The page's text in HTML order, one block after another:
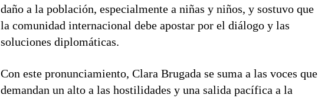
daño a la población, especialmente a niñas y niños, y sostuvo que
la comunidad internacional debe apostar por el diálogo y las
soluciones diplomáticas.
Con este pronunciamiento, Clara Brugada se suma a las voces que
demandan un alto a las hostilidades y una salida pacífica a la